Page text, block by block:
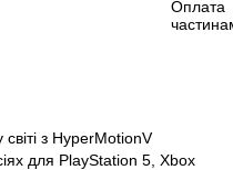
з HyperMotionV
для PlayStation 5, Xbox